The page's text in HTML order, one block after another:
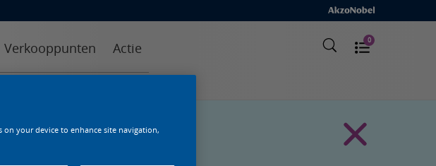
Verkooppunten Actie 0
on your device to enhance site navigation,